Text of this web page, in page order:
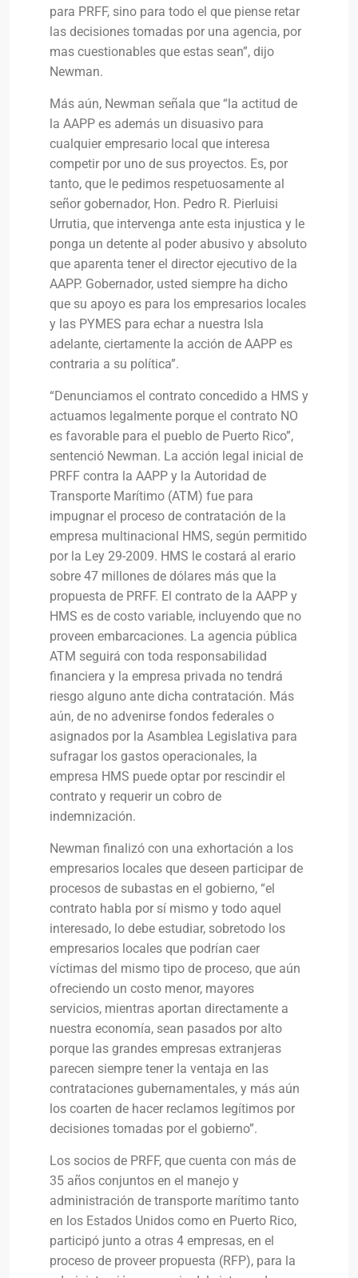
para PRFF, sino para todo el que piense retar
las decisiones tomadas por una agencia, por
mas cuestionables que estas sean”, dijo
Newman.
Más aún, Newman señala que “la actitud de
la AAPP es además un disuasivo para
cualquier empresario local que interesa
competir por uno de sus proyectos. Es, por
tanto, que le pedimos respetuosamente al
señor gobernador, Hon. Pedro R. Pierluisi
Urrutia, que intervenga ante esta injustica y le
ponga un detente al poder abusivo y absoluto
que aparenta tener el director ejecutivo de la
AAPP. Gobernador, usted siempre ha dicho
que su apoyo es para los empresarios locales
y las PYMES para echar a nuestra Isla
adelante, ciertamente la acción de AAPP es
contraria a su política”.
“Denunciamos el contrato concedido a HMS y
actuamos legalmente porque el contrato NO
es favorable para el pueblo de Puerto Rico”,
sentenció Newman. La acción legal inicial de
PRFF contra la AAPP y la Autoridad de
Transporte Marítimo (ATM) fue para
impugnar el proceso de contratación de la
empresa multinacional HMS, según permitido
por la Ley 29-2009. HMS le costará al erario
sobre 47 millones de dólares más que la
propuesta de PRFF. El contrato de la AAPP y
HMS es de costo variable, incluyendo que no
proveen embarcaciones. La agencia pública
ATM seguirá con toda responsabilidad
financiera y la empresa privada no tendrá
riesgo alguno ante dicha contratación. Más
aún, de no advenirse fondos federales o
asignados por la Asamblea Legislativa para
sufragar los gastos operacionales, la
empresa HMS puede optar por rescindir el
contrato y requerir un cobro de
indemnización.
Newman finalizó con una exhortación a los
empresarios locales que deseen participar de
procesos de subastas en el gobierno, “el
contrato habla por sí mismo y todo aquel
interesado, lo debe estudiar, sobretodo los
empresarios locales que podrían caer
víctimas del mismo tipo de proceso, que aún
ofreciendo un costo menor, mayores
servicios, mientras aportan directamente a
nuestra economía, sean pasados por alto
porque las grandes empresas extranjeras
parecen siempre tener la ventaja en las
contrataciones gubernamentales, y más aún
los coarten de hacer reclamos legítimos por
decisiones tomadas por el gobierno”.
Los socios de PRFF, que cuenta con más de
35 años conjuntos en el manejo y
administración de transporte marítimo tanto
en los Estados Unidos como en Puerto Rico,
participó junto a otras 4 empresas, en el
proceso de proveer propuesta (RFP), para la